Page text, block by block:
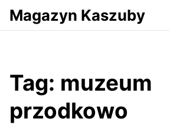
Przejdź do serwisu magazynkaszuby.pl
Magazyn Kaszuby
Tag: muzeum
przodkowo